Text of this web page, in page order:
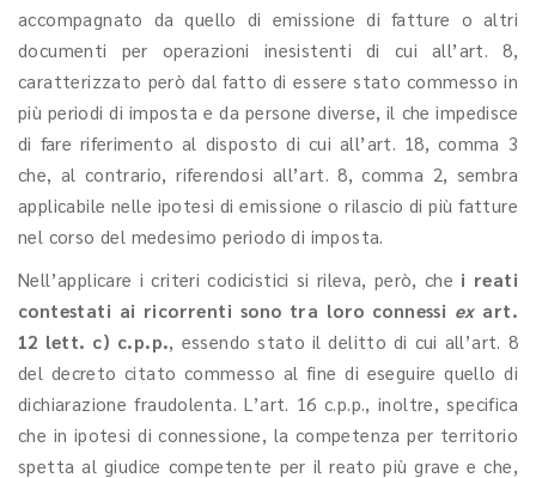
accompagnato da quello di emissione di fatture o altri
documenti per operazioni inesistenti di cui all’art. 8,
caratterizzato però dal fatto di essere stato commesso in
più periodi di imposta e da persone diverse, il che impedisce
di fare riferimento al disposto di cui all’art. 18, comma 3
che, al contrario, riferendosi all’art. 8, comma 2, sembra
applicabile nelle ipotesi di emissione o rilascio di più fatture
nel corso del medesimo periodo di imposta.
Nell’applicare i criteri codicistici si rileva, però, che i reati
contestati ai ricorrenti sono tra loro connessi exart.
12 lett. c) c.p.p., essendo stato il delitto di cui all’art. 8
del decreto citato commesso al fine di eseguire quello di
dichiarazione fraudolenta. L’art. 16 c.p.p., inoltre, specifica
che in ipotesi di connessione, la competenza per territorio
spetta al giudice competente per il reato più grave e che,